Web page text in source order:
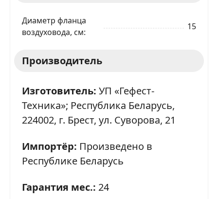
Диаметр фланца
воздуховода, см
15
Производитель
Изготовитель: УП «Гефест-
Техника»; Республика Беларусь,
224002, г. Брест, ул. Суворова, 21
Импортёр: Произведено в
Республике Беларусь
Гарантия мес.: 24
Ваше имя
Телефон*
Я даю согласие на обработку моих персональных
данных в соответствии
площадки
ОТПРАВИТЬ ЗАЯВКУ